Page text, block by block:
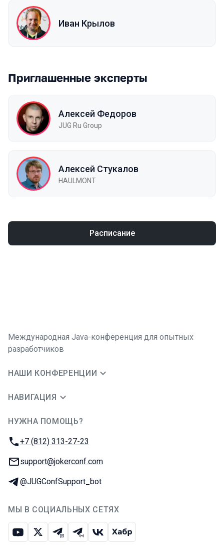
Иван Крылов
Приглашенные эксперты
Алексей Федоров
JUG Ru Group
Алексей Стукалов
HAULMONT
Расписание
Международная Java-конференция для опытных
разработчиков
НАШИ КОНФЕРЕНЦИИ
НАВИГАЦИЯ
НУЖНА ПОМОЩЬ?
Телефон:
+7 (812) 313-27-23
E-mail:
support@jokerconf.com
Телеграм:
@JUGConfSupport_bot
МЫ В СОЦИАЛЬНЫХ СЕТЯХ
ЮтубИкс Телеграм-чат
Телеграм-канал
ВКонтакте
Хабр